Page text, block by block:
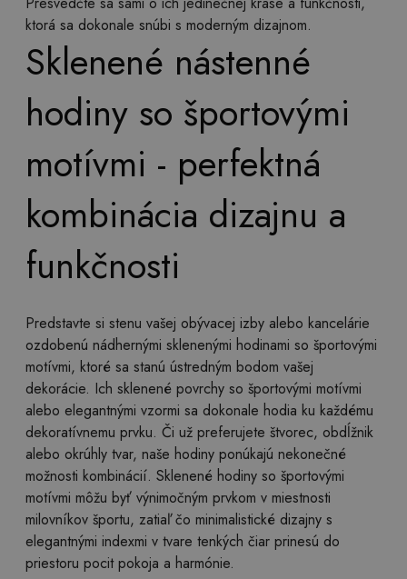
ktorá sa dokonale snúbi s moderným dizajnom.
Sklenené nástenné
hodiny so športovými
motívmi - perfektná
kombinácia dizajnu a
funkčnosti
Predstavte si stenu vašej obývacej izby alebo kancelárie
ozdobenú nádhernými sklenenými hodinami so športovými
motívmi, ktoré sa stanú ústredným bodom vašej
dekorácie. Ich sklenené povrchy so športovými motívmi
alebo elegantnými vzormi sa dokonale hodia ku každému
dekoratívnemu prvku. Či už preferujete štvorec, obdĺžnik
alebo okrúhly tvar, naše hodiny ponúkajú nekonečné
možnosti kombinácií. Sklenené hodiny so športovými
motívmi môžu byť výnimočným prvkom v miestnosti
milovníkov športu, zatiaľ čo minimalistické dizajny s
elegantnými indexmi v tvare tenkých čiar prinesú do
priestoru pocit pokoja a harmónie.